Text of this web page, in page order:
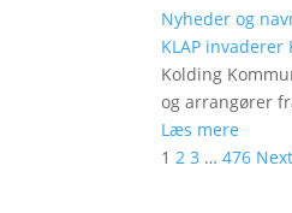
Nyheder og
KLAP invaderer
Kolding
og arrangører
Læs mere
1 2 3 … 476